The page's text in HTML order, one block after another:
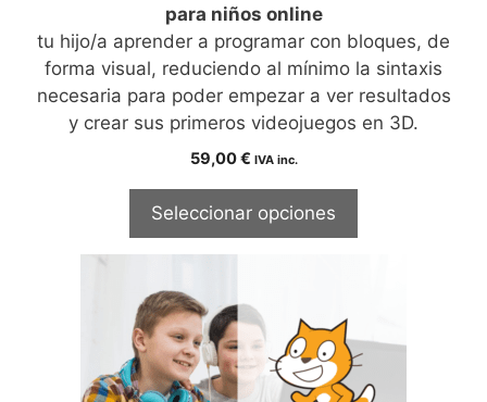
para niños online
tu hijo/a aprender a programar con bloques, de
forma visual, reduciendo al mínimo la sintaxis
necesaria para poder empezar a ver resultados
y crear sus primeros videojuegos en 3D.
59,00€ IVA inc.
Seleccionar opciones